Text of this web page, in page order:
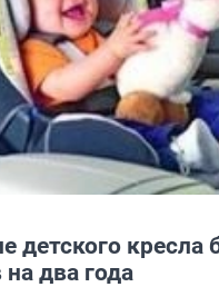
детского кресла
два года